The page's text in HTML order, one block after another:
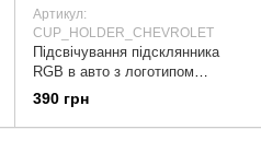
Артикул:
CUP_HOLDER_CHEVROLET
Підсвічування підсклянника
RGB в авто з логотипом
автомобіля CHEVROLET(к-кт 2
390 грн